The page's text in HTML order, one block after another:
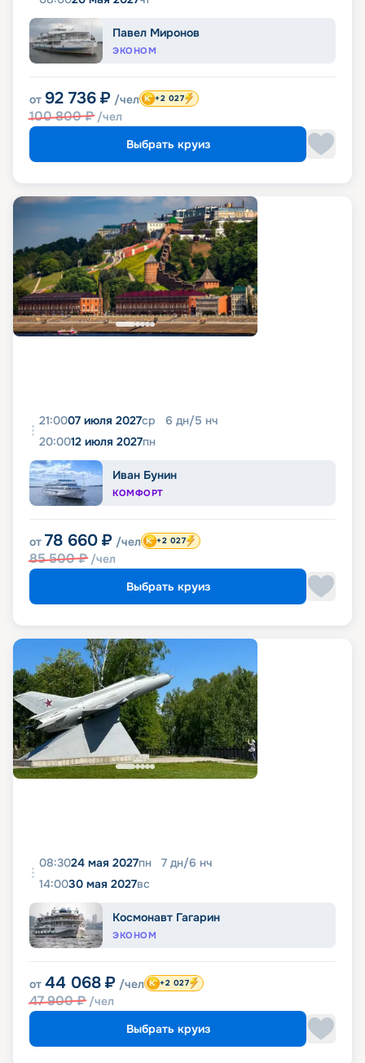
Павел Миронов
ЭКОНОМ
от 92 736 ₽ /чел
100 800₽ /чел
+2 027
Выбрать круиз
21:0007 июля 2027ср 6 дн/5 нч
20:0012 июля 2027пн
Иван Бунин
КОМФОРТ
от 78 660 ₽ /чел
85 500₽ /чел
+2 027
Выбрать круиз
08:3024 мая 2027пн 7 дн/6 нч
14:0030 мая 2027вс
Космонавт Гагарин
ЭКОНОМ
от 44 068 ₽ /чел
47 900₽ /чел
+2 027
Выбрать круиз